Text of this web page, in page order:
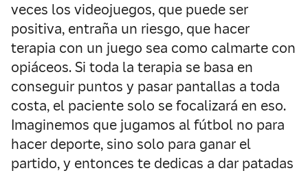
veces los videojuegos, que puede ser
positiva, entraña un riesgo, que hacer
terapia con un juego sea como calmarte con
opiáceos. Si toda la terapia se basa en
conseguir puntos y pasar pantallas a toda
costa, el paciente solo se focalizará en eso.
Imaginemos que jugamos al fútbol no para
hacer deporte, sino solo para ganar el
partido, y entonces te dedicas a dar patadas